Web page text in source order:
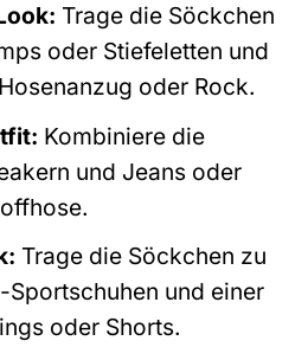
Trage die Söckchen
oder Stiefeletten und
oder Rock.
Kombiniere die
und Jeans oder
Trage die Söckchen zu
und einer
oder Shorts.